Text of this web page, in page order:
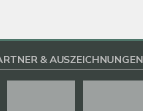
& AUSZEICHNUNGEN